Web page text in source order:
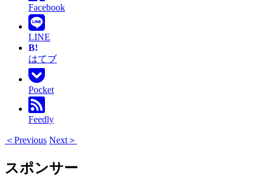
Facebook
LINE
B!
はてブ
Pocket
Feedly
＜Previous Next＞
スポンサー